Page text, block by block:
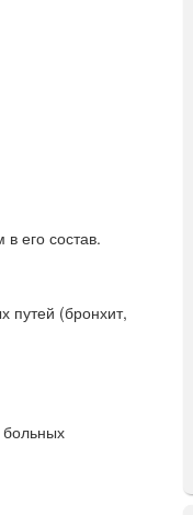
его состав.
путей (бронхит,
больных